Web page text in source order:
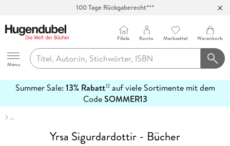
100 Tage Rückgaberecht***
Hugendubel
Menu
Filiale Konto Merkzettel Warenkorb
Summer Sale: 13% Rabatt12auf viele Sortimente mit dem
CodeSOMMER13
erfahren
…
Yrsa Sigurdardottir - Bücher